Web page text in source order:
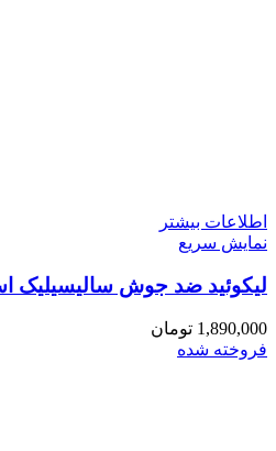
اطلاعات بیشتر
نمایش سریع
لیکوئید ضد جوش سالیسیلیک
1,890,000 تومان
فروخته شده